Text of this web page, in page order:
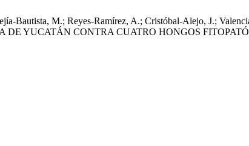
Bautista, M.; Reyes-Ramírez, A.; Cristóbal-Alejo, J.;
DE YUCATÁN CONTRA CUATRO HONGOS